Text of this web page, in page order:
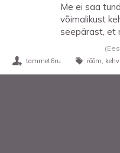
Me ei saa
võimalikust
seepärast, et
tammet6ru rõõm